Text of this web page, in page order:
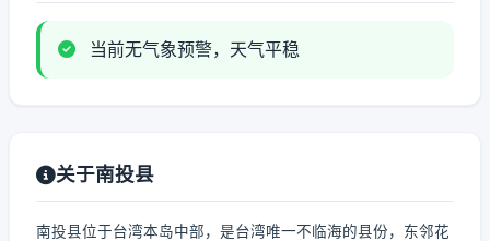
当前无气象预警，天气平稳
关于南投县
南投县位于台湾本岛中部，是台湾唯一不临海的县份，东邻花